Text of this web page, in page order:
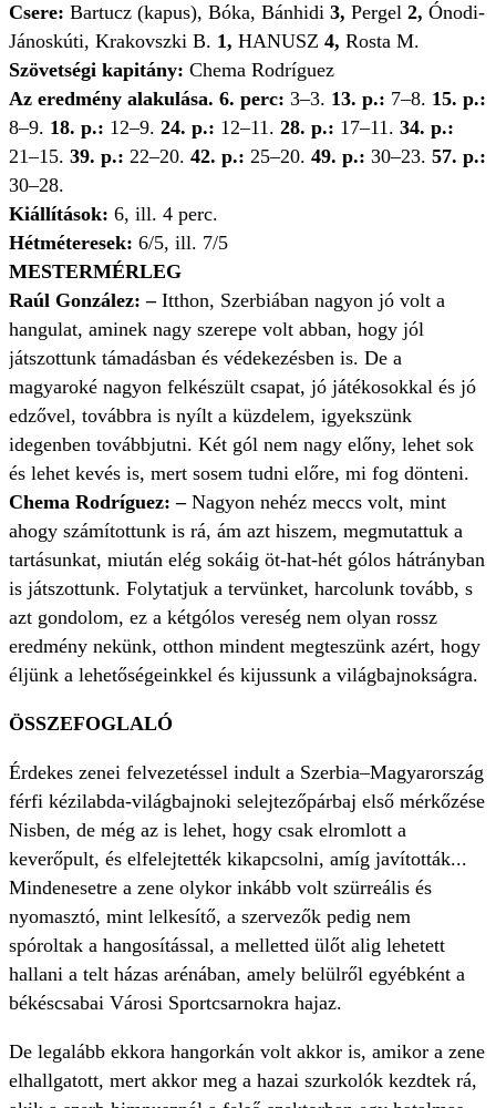
Csere: Bartucz (kapus), Bóka, Bánhidi 3, Pergel 2, Ónodi-
Jánoskúti, Krakovszki B. 1, HANUSZ 4, Rosta M.
Szövetségi kapitány: Chema Rodríguez
Az eredmény alakulása. 6. perc: 3–3. 13. p.: 7–8. 15. p.:
8–9. 18. p.: 12–9. 24. p.: 12–11. 28. p.: 17–11. 34. p.:
21–15. 39. p.: 22–20. 42. p.: 25–20. 49. p.: 30–23. 57. p.:
30–28.
Kiállítások: 6, ill. 4 perc.
Hétméteresek: 6/5, ill. 7/5
MESTERMÉRLEG
Raúl González: – Itthon, Szerbiában nagyon jó volt a
hangulat, aminek nagy szerepe volt abban, hogy jól
játszottunk támadásban és védekezésben is. De a
magyaroké nagyon felkészült csapat, jó játékosokkal és jó
edzővel, továbbra is nyílt a küzdelem, igyekszünk
idegenben továbbjutni. Két gól nem nagy előny, lehet sok
és lehet kevés is, mert sosem tudni előre, mi fog dönteni.
Chema Rodríguez: – Nagyon nehéz meccs volt, mint
ahogy számítottunk is rá, ám azt hiszem, megmutattuk a
tartásunkat, miután elég sokáig öt-hat-hét gólos hátrányban
is játszottunk. Folytatjuk a tervünket, harcolunk tovább, s
azt gondolom, ez a kétgólos vereség nem olyan rossz
eredmény nekünk, otthon mindent megteszünk azért, hogy
éljünk a lehetőségeinkkel és kijussunk a világbajnokságra.
ÖSSZEFOGLALÓ
Érdekes zenei felvezetéssel indult a Szerbia–Magyarország
férfi kézilabda-világbajnoki selejtezőpárbaj első mérkőzése
Nisben, de még az is lehet, hogy csak elromlott a
keverőpult, és elfelejtették kikapcsolni, amíg javították...
Mindenesetre a zene olykor inkább volt szürreális és
nyomasztó, mint lelkesítő, a szervezők pedig nem
spóroltak a hangosítással, a melletted ülőt alig lehetett
hallani a telt házas arénában, amely belülről egyébként a
békéscsabai Városi Sportcsarnokra hajaz.
De legalább ekkora hangorkán volt akkor is, amikor a zene
elhallgatott, mert akkor meg a hazai szurkolók kezdtek rá,